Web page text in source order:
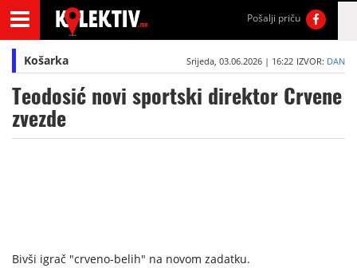
Pošalji priču
Košarka Srijeda, 03.06.2026 | 16:22 IZVOR: DAN
Teodosić novi sportski direktor Crvene
zvezde
Bivši igrač "crveno-belih" na novom zadatku.